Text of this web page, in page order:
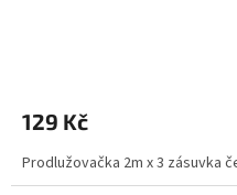
129 Kč
Prodlužovačka 2m x 3 zásuvka